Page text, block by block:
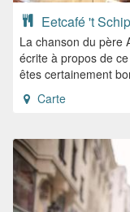
Eetcafé 't
La chanson du père
écrite à propos de
êtes certainement
Carte